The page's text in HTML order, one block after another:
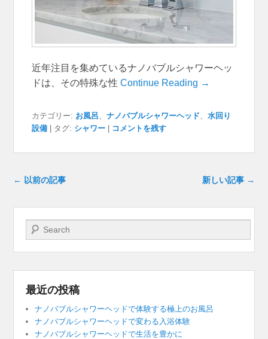
近年注目を集めているナノバブルシャワーヘッ
ドは、その特殊な性Continue Reading →
カテゴリー: お風呂 、ナノバブルシャワーヘッド 、水回り
設備
タグ: シャワー コメントを残す
投稿ナビゲーション
← 以前の記事 新しい記事 →
検索開始
最近の投稿
ナノバブルシャワーヘッドで体験する極上のお風呂
ナノバブルシャワーヘッドで変わる入浴体験
ナノバブルシャワーヘッドで生活を豊かに